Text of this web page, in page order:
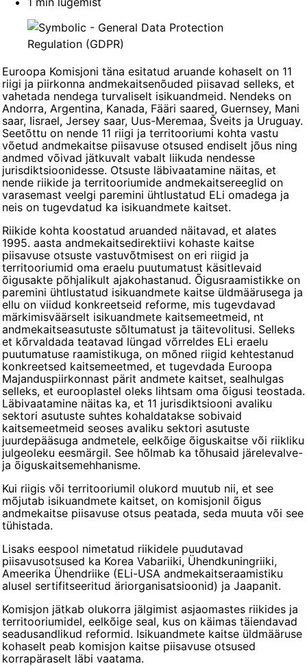
Euroopa Komisjoni täna esitatud aruande kohaselt on 11
riigi ja piirkonna andmekaitsenõuded piisavad selleks, et
vahetada nendega turvaliselt isikuandmeid. Nendeks on
Andorra, Argentina, Kanada, Fääri saared, Guernsey, Mani
saar, Iisrael, Jersey saar, Uus-Meremaa, Šveits ja Uruguay.
Seetõttu on nende 11 riigi ja territooriumi kohta vastu
võetud andmekaitse piisavuse otsused endiselt jõus ning
andmed võivad jätkuvalt vabalt liikuda nendesse
jurisdiktsioonidesse. Otsuste läbivaatamine näitas, et
nende riikide ja territooriumide andmekaitsereeglid on
varasemast veelgi paremini ühtlustatud ELi omadega ja
neis on tugevdatud ka isikuandmete kaitset.
Riikide kohta koostatud aruanded näitavad, et alates
1995. aasta andmekaitsedirektiivi kohaste kaitse
piisavuse otsuste vastuvõtmisest on eri riigid ja
territooriumid oma eraelu puutumatust käsitlevaid
õigusakte põhjalikult ajakohastanud. Õigusraamistikke on
paremini ühtlustatud isikuandmete kaitse üldmäärusega ja
ellu on viidud konkreetseid reforme, mis tugevdavad
märkimisväärselt isikuandmete kaitsemeetmeid, nt
andmekaitseasutuste sõltumatust ja täitevolitusi. Selleks
et kõrvaldada teatavad lüngad võrreldes ELi eraelu
puutumatuse raamistikuga, on mõned riigid kehtestanud
konkreetsed kaitsemeetmed, et tugevdada Euroopa
Majanduspiirkonnast pärit andmete kaitset, sealhulgas
selleks, et eurooplastel oleks lihtsam oma õigusi teostada.
Läbivaatamine näitas ka, et 11 jurisdiktsiooni avaliku
sektori asutuste suhtes kohaldatakse sobivaid
kaitsemeetmeid seoses avaliku sektori asutuste
juurdepääsuga andmetele, eelkõige õiguskaitse või riikliku
julgeoleku eesmärgil. See hõlmab ka tõhusaid järelevalve-
ja õiguskaitsemehhanisme.
Kui riigis või territooriumil olukord muutub nii, et see
mõjutab isikuandmete kaitset, on komisjonil õigus
andmekaitse piisavuse otsus peatada, seda muuta või see
tühistada.
Lisaks eespool nimetatud riikidele puudutavad
piisavusotsused ka Korea Vabariiki, Ühendkuningriiki,
Ameerika Ühendriike (ELi-USA andmekaitseraamistiku
alusel sertifitseeritud äriorganisatsioonid) ja Jaapanit.
Komisjon jätkab olukorra jälgimist asjaomastes riikides ja
territooriumidel, eelkõige seal, kus on käimas täiendavad
seadusandlikud reformid. Isikuandmete kaitse üldmääruse
kohaselt peab komisjon kaitse piisavuse otsused
korrapäraselt läbi vaatama.